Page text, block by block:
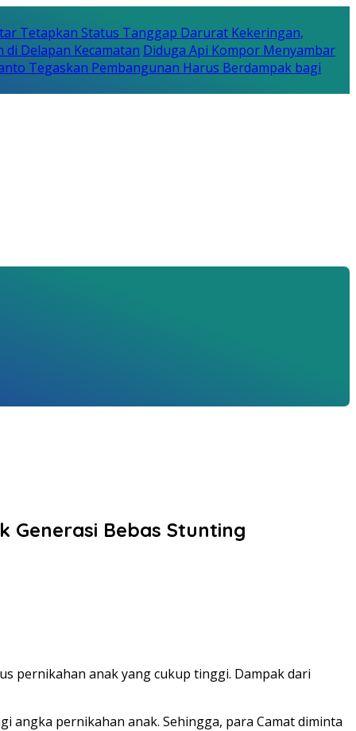
Tetapkan Status Tanggap Darurat Kekeringan,
Delapan Kecamatan Diduga Api Kompor Menyambar
Tegaskan Pembangunan Harus Berdampak bagi
Generasi Bebas Stunting
pernikahan anak yang cukup tinggi. Dampak dari
angka pernikahan anak. Sehingga, para Camat diminta